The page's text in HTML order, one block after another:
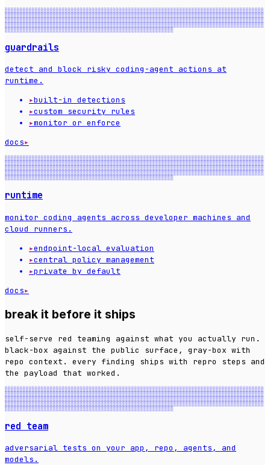
░░░░░░░░░░░░░░░░░░░░░░░░░░░░░░░░░░░░░░░░░░░░░░░░░░░░░░░░░░░░░░░░░░░░░░░░░░░░░░░░░░░░░░
░░░░░░░░░░░░░░░░░░░░░░░░░░░░░░░░░░░░░░░░░░░░░░░░░░░░░░░░░░░░░░░░░░░░░░░░░░░░░░░░░░░░░░
░░░░░░░░░░░░░░░░░░░░░░░░░░░░░░░░░░░░░░░░░░░░░░░░░░░░░░░░░░░░░░░░░░░░░░░░░░░░░░░░░░░░░░
░░░░░░░░░░░░░░░░░░░░░░░░░░░░░░░░░░░░░░░░░░░░░░░░░░░░░░░░░░░░░░░░░░░░░░░░░░░░░░░░░░░░░░
░░░░░░░░░░░░░░░░░░░░░░░░░░░░░░░░░░░░░░░░░░░░░░░░░░░░░░░░
guardrails
detect and block risky coding-agent actions at
runtime.
▸built-in detections
▸custom security rules
▸monitor or enforce
docs▸
░░░░░░░░░░░░░░░░░░░░░░░░░░░░░░░░░░░░░░░░░░░░░░░░░░░░░░░░░░░░░░░░░░░░░░░░░░░░░░░░░░░░░░
░░░░░░░░░░░░░░░░░░░░░░░░░░░░░░░░░░░░░░░░░░░░░░░░░░░░░░░░░░░░░░░░░░░░░░░░░░░░░░░░░░░░░░
░░░░░░░░░░░░░░░░░░░░░░░░░░░░░░░░░░░░░░░░░░░░░░░░░░░░░░░░░░░░░░░░░░░░░░░░░░░░░░░░░░░░░░
░░░░░░░░░░░░░░░░░░░░░░░░░░░░░░░░░░░░░░░░░░░░░░░░░░░░░░░░░░░░░░░░░░░░░░░░░░░░░░░░░░░░░░
░░░░░░░░░░░░░░░░░░░░░░░░░░░░░░░░░░░░░░░░░░░░░░░░░░░░░░░░
runtime
monitor coding agents across developer machines and
cloud runners.
▸endpoint-local evaluation
▸central policy management
▸private by default
docs▸
break it before it ships
self-serve red teaming against what you actually run.
black-box against the public surface, gray-box with
repo context. every finding ships with repro steps and
the payload that worked.
░░░░░░░░░░░░░░░░░░░░░░░░░░░░░░░░░░░░░░░░░░░░░░░░░░░░░░░░░░░░░░░░░░░░░░░░░░░░░░░░░░░░░░
░░░░░░░░░░░░░░░░░░░░░░░░░░░░░░░░░░░░░░░░░░░░░░░░░░░░░░░░░░░░░░░░░░░░░░░░░░░░░░░░░░░░░░
░░░░░░░░░░░░░░░░░░░░░░░░░░░░░░░░░░░░░░░░░░░░░░░░░░░░░░░░░░░░░░░░░░░░░░░░░░░░░░░░░░░░░░
░░░░░░░░░░░░░░░░░░░░░░░░░░░░░░░░░░░░░░░░░░░░░░░░░░░░░░░░░░░░░░░░░░░░░░░░░░░░░░░░░░░░░░
░░░░░░░░░░░░░░░░░░░░░░░░░░░░░░░░░░░░░░░░░░░░░░░░░░░░░░░░
red team
adversarial tests on your app, repo, agents, and
models.